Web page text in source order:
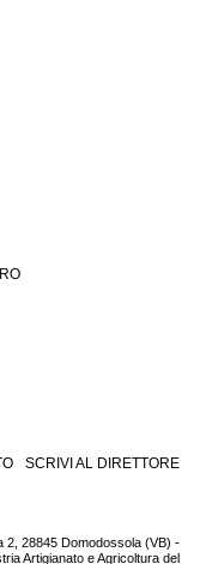
SCRIVI AL DIRETTORE
28845 Domodossola (VB) -
Artigianato e Agricoltura del